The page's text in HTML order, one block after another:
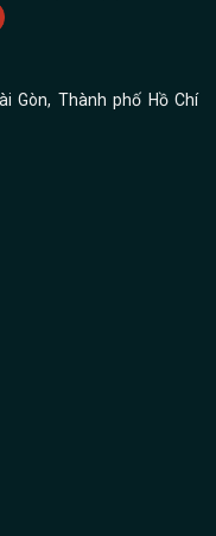
Gòn, Thành phố Hồ Chí